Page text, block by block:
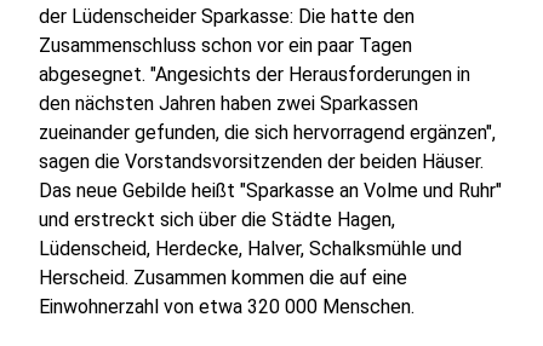
der Lüdenscheider Sparkasse: Die hatte den
Zusammenschluss schon vor ein paar Tagen
abgesegnet. "Angesichts der Herausforderungen in
den nächsten Jahren haben zwei Sparkassen
zueinander gefunden, die sich hervorragend ergänzen",
sagen die Vorstandsvorsitzenden der beiden Häuser.
Das neue Gebilde heißt "Sparkasse an Volme und Ruhr"
und erstreckt sich über die Städte Hagen,
Lüdenscheid, Herdecke, Halver, Schalksmühle und
Herscheid. Zusammen kommen die auf eine
Einwohnerzahl von etwa 320 000 Menschen.